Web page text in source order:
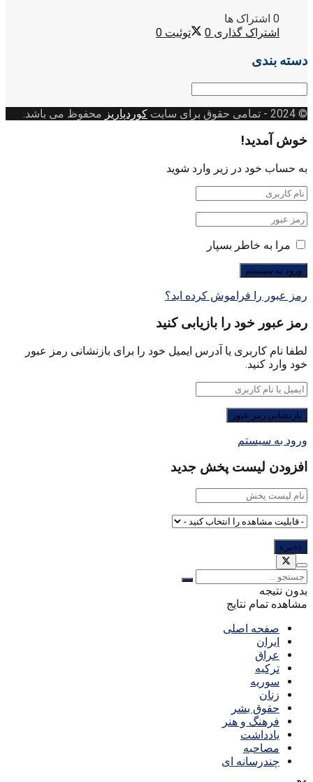
0 اشتراک ها
اشتراک گذاری 0 توئیت 0
دسته بندی
دسته
© 2024
- تمامی حقوق برای سایت کوردپاریز محفوظ می باشد.
خوش آمدید!
به حساب خود در زیر وارد شوید
مرا به خاطر بسپار
رمز عبور را فراموش کرده اید؟
رمز عبور خود را بازیابی کنید
لطفا نام کاربری یا آدرس ایمیل خود را برای بازنشانی رمز عبور
خود وارد کنید.
ورود به سیستم
افزودن لیست پخش جدید
بدون نتیجه
مشاهده تمام نتایج
صفحه اصلی
ایران
عراق
ترکیه
سوریه
زنان
حقوق بشر
فرهنگ و هنر
یادداشت
مصاحبه
چندرسانه ای